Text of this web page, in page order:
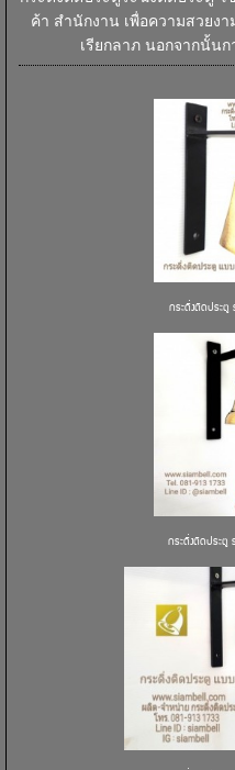
ค้า สำนักงาน เพื่อความสวยงา
เรียกลาภ นอกจากนั้นก
กระดิ่งติดประตู
กระดิ่งติดประตู